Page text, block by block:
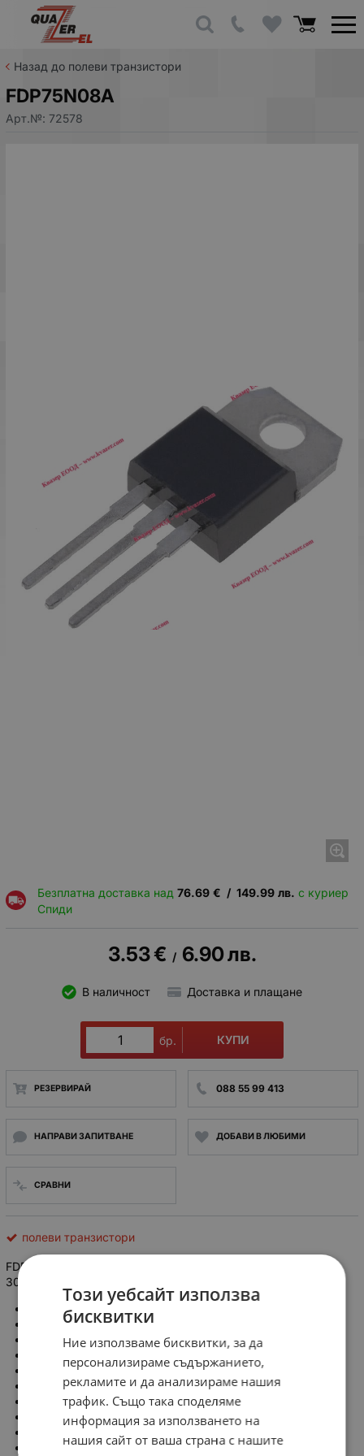
Назад до полеви транзистори
FDP75N08A
Арт.№: 72578
Безплатна доставка над 76.69 € / 149.99 лв. с куриер
Спиди
3.53€ / 6.90лв.
В наличност Доставка и плащане
бр. КУПИ
РЕЗЕРВИРАЙ 088 55 99 413
НАПРАВИ ЗАПИТВАНЕ ДОБАВИ В ЛЮБИМИ
СРАВНИ
полеви транзистори
FDP75N08A Транзистор: N-MOSFET; полеви; 75V; 47A; Idm:
300A; 137W; TO220-3
Производител: ONSEMI
Тип транзистор: N-MOSFET
Технология: DMOS, UniFET™
Напрежение дрейн - сорс: 75V
Ток на дрейна: 47A
Ток на дрейна при импулс: 300A
Разсейвана мощност: 137W
Корпус: TO220-3
Напрежение гейт-сорс: ±20V
Този уебсайт използва
бисквитки
Ние използваме бисквитки, за да
персонализираме съдържанието,
рекламите и да анализираме нашия
трафик. Също така споделяме
информация за използването на
нашия сайт от ваша страна с нашите